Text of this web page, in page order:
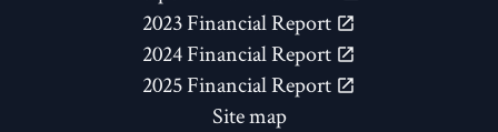
2023 Financial Report
2024 Financial Report
2025 Financial Report
Site map